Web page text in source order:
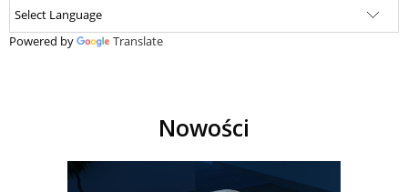
Powered by Translate
Nowości